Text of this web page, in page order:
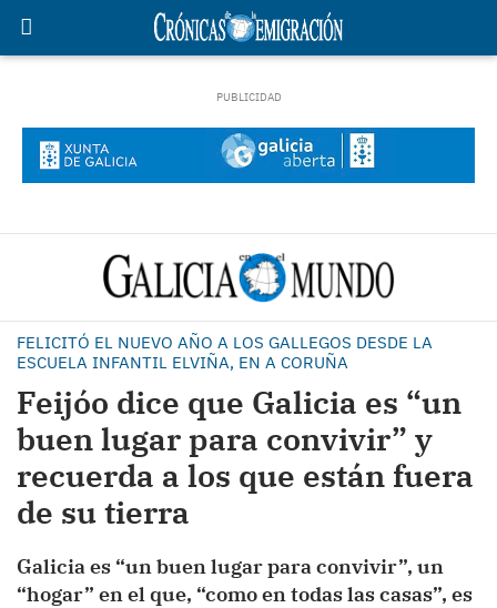
FELICITÓ EL NUEVO AÑO A LOS GALLEGOS DESDE LA
ESCUELA INFANTIL ELVIÑA, EN A CORUÑA
Feijóo dice que Galicia es “un
buen lugar para convivir” y
recuerda a los que están fuera
de su tierra
Galicia es “un buen lugar para convivir”, un
“hogar” en el que, “como en todas las casas”, es